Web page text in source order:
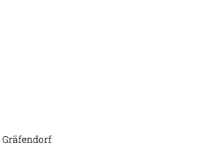
Gräfendorf